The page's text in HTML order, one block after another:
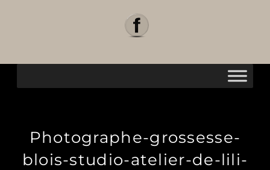
Photographe-grossesse-
blois-studio-atelier-de-lili-